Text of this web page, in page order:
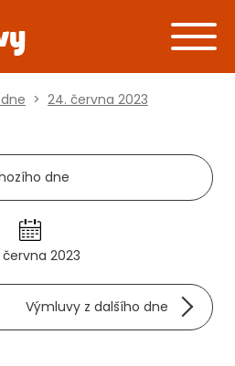
> 24. června 2023
dne
2023
Výmluvy z dalšího dne